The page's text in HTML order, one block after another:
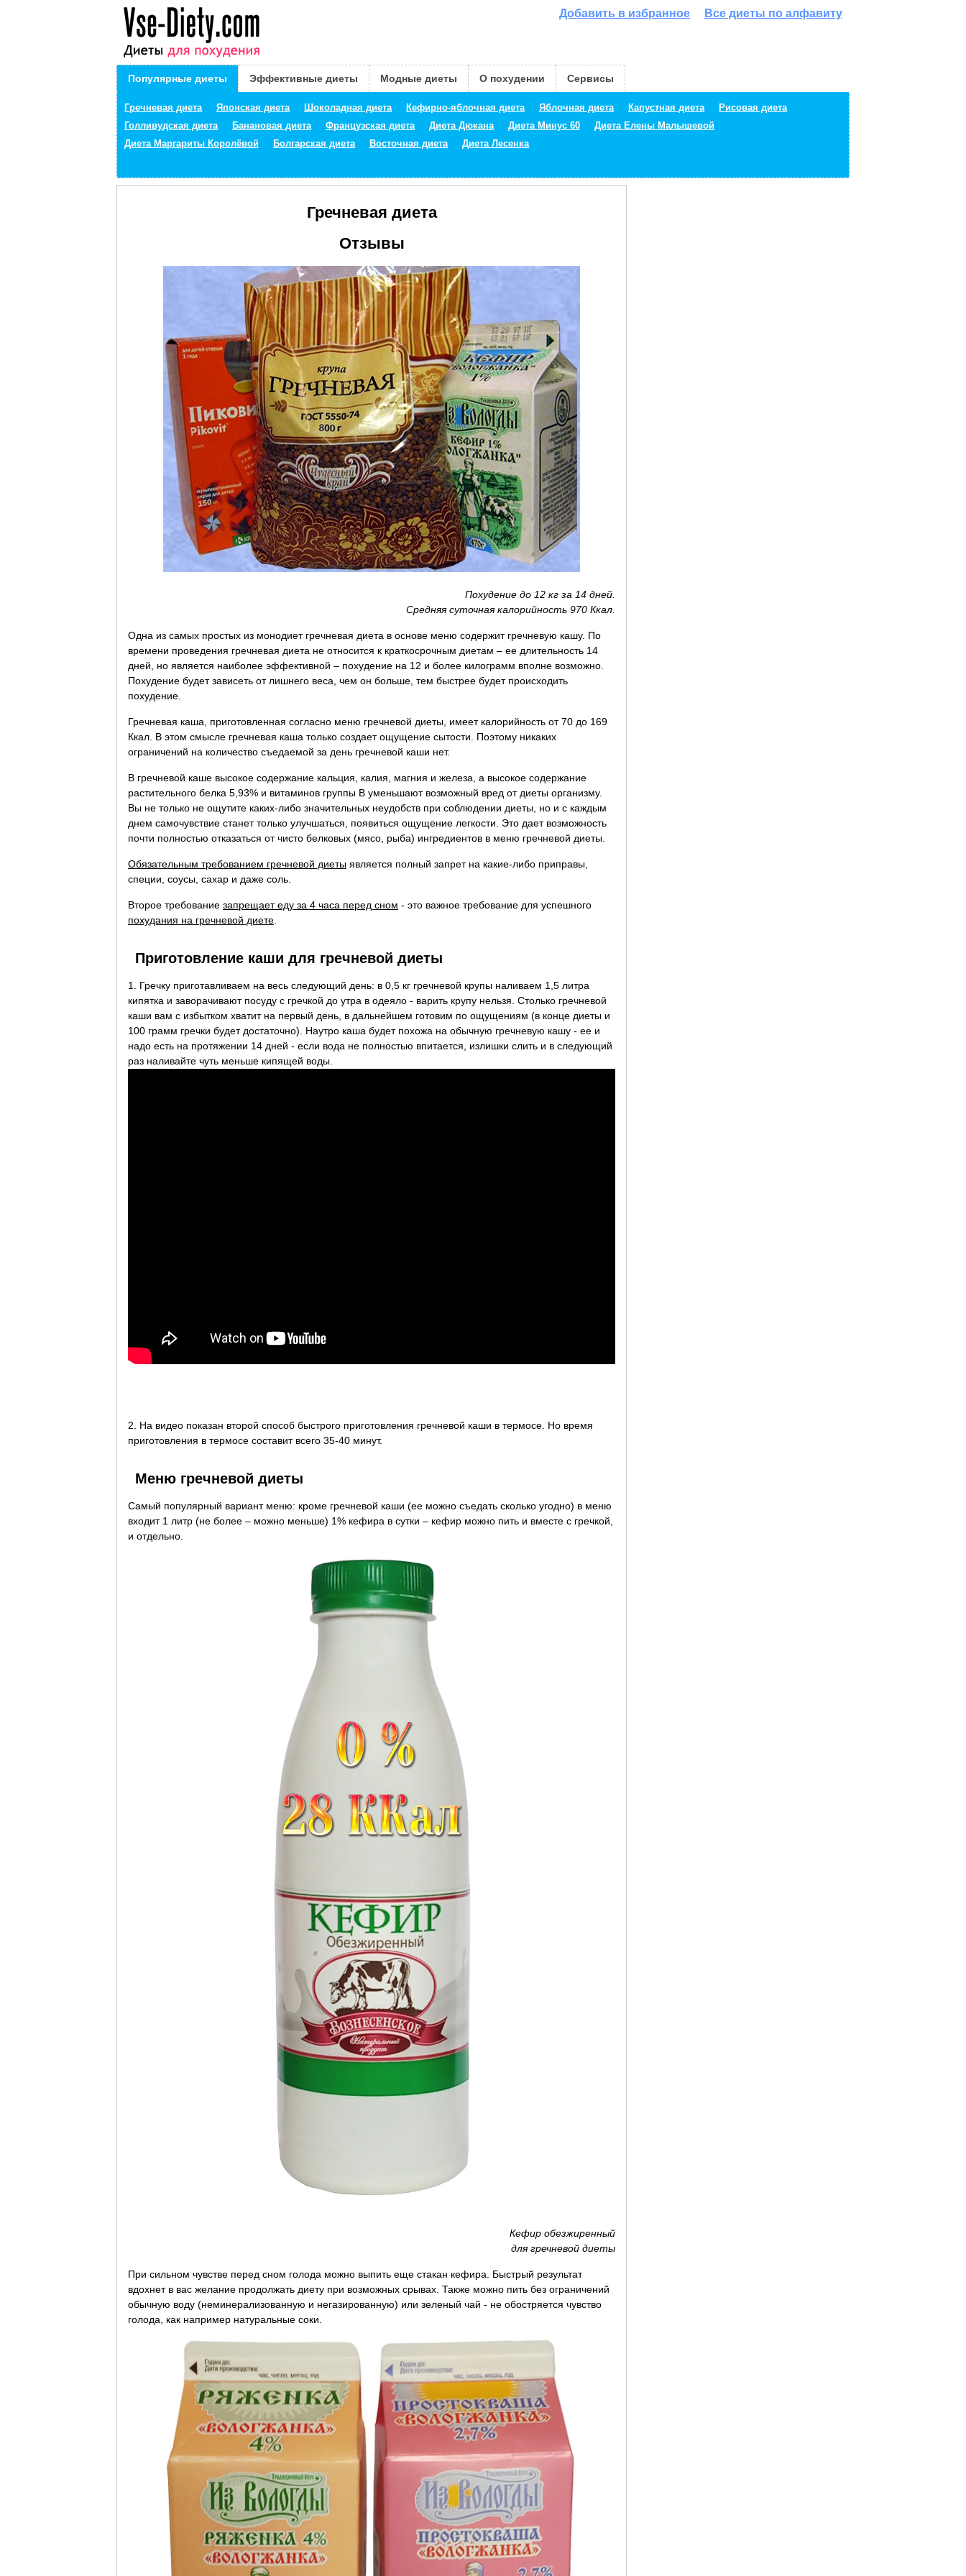
Все диеты по алфавиту
Добавить в избранное
Популярные диеты
Гречневая диета Японская диета Шоколадная диета Кефирно-яблочная диета Яблочная диета Капустная диета
Рисовая диета
Голливудская диета
Банановая диета Французская диета Диета Дюкана Диета Минус 60
Диета Елены Малышевой
Диета Маргариты Королёвой
Болгарская диета Восточная диета Диета Лесенка
Эффективные диеты Модные диеты О похудении Сервисы
Гречневая диета
Отзывы
Похудение до 12 кг за 14 дней.
Средняя суточная калорийность 970 Ккал.
Одна из самых простых из монодиет гречневая диета в основе меню содержит гречневую кашу. По
времени проведения гречневая диета не относится к краткосрочным диетам – ее длительность 14
дней, но является наиболее эффективной – похудение на 12 и более килограмм вполне возможно.
Похудение будет зависеть от лишнего веса, чем он больше, тем быстрее будет происходить
похудение.
Гречневая каша, приготовленная согласно меню гречневой диеты, имеет калорийность от 70 до 169
Ккал. В этом смысле гречневая каша только создает ощущение сытости. Поэтому никаких
ограничений на количество съедаемой за день гречневой каши нет.
В гречневой каше высокое содержание кальция, калия, магния и железа, а высокое содержание
растительного белка 5,93% и витаминов группы B уменьшают возможный вред от диеты организму.
Вы не только не ощутите каких-либо значительных неудобств при соблюдении диеты, но и с каждым
днем самочувствие станет только улучшаться, появиться ощущение легкости. Это дает возможность
почти полностью отказаться от чисто белковых (мясо, рыба) ингредиентов в меню гречневой диеты.
Обязательным требованием гречневой диеты является полный запрет на какие-либо приправы,
специи, соусы, сахар и даже соль.
Второе требование запрещает еду за 4 часа перед сном - это важное требование для успешного
похудания на гречневой диете
Приготовление каши для гречневой диеты
1. Гречку приготавливаем на весь следующий день: в 0,5 кг гречневой крупы наливаем 1,5 литра
кипятка и заворачивают посуду с гречкой до утра в одеяло - варить крупу нельзя. Столько гречневой
каши вам с избытком хватит на первый день, в дальнейшем готовим по ощущениям (в конце диеты и
100 грамм гречки будет достаточно). Наутро каша будет похожа на обычную гречневую кашу - ее и
надо есть на протяжении 14 дней - если вода не полностью впитается, излишки слить и в следующий
раз наливайте чуть меньше кипящей воды.
2. На видео показан второй способ быстрого приготовления гречневой каши в термосе. Но время
приготовления в термосе составит всего 35-40 минут.
Меню гречневой диеты
Самый популярный вариант меню: кроме гречневой каши (ее можно съедать сколько угодно) в меню
входит 1 литр (не более – можно меньше) 1% кефира в сутки – кефир можно пить и вместе с гречкой,
и отдельно.
Кефир обезжиренный
для гречневой диеты
При сильном чувстве перед сном голода можно выпить еще стакан кефира. Быстрый результат
вдохнет в вас желание продолжать диету при возможных срывах. Также можно пить без ограничений
обычную воду (неминерализованную и негазированную) или зеленый чай - не обостряется чувство
голода, как например натуральные соки.